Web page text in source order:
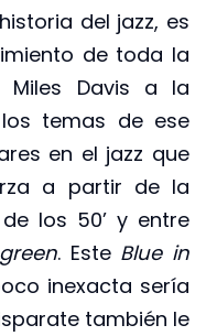
del jazz, es
de toda la
Davis a la
temas de ese
en el jazz que
a partir de la
los 50’ y entre
. Este Blue in
inexacta sería
también le